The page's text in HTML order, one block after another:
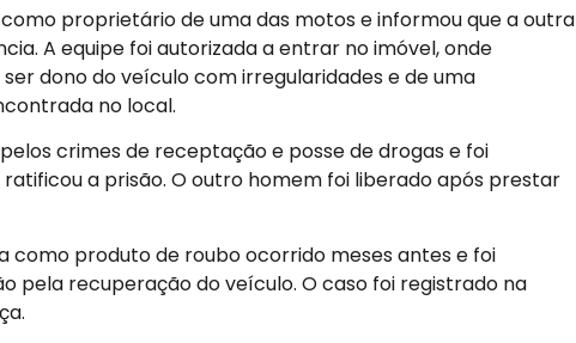
proprietário de uma das motos e informou que a outra
A equipe foi autorizada a entrar no imóvel, onde
dono do veículo com irregularidades e de uma
no local.
crimes de receptação e posse de drogas e foi
a prisão. O outro homem foi liberado após prestar
produto de roubo ocorrido meses antes e foi
pela recuperação do veículo. O caso foi registrado na